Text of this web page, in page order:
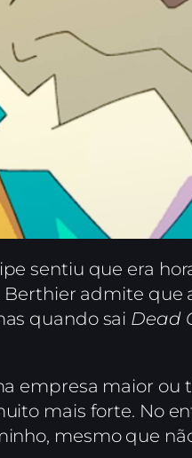
sentiu que era
admite
quando sai Dead
empresa maior ou
mais forte. No
mesmo que